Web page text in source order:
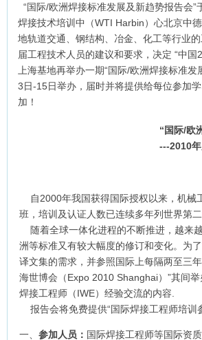
“国际/欧洲焊接标准发展及新趋势报告会
焊接技术培训中（WTI Harbin）心北京中
地轨道交通、钢结构、冶金、化工等行业
届工程技术人员的建议和要求，决定 “中
上海基地再举办一期“国际/欧洲焊接标准
3日-15日举办，届时并将提供给每位参加
加！
“国际/欧
---2010
自2000年我国获得国际授权以来，机械
班，培训及认证人数已连续多年列世界第
随着全球一体化进程的不断推进，越来
洲等标准又有较大幅度的修订和变化。为
译文集的需求，并参照国际上每隔两至三
海世博会（Expo 2010 Shanghai）”其间
焊接工程师（IWE）经验交流的内容.
报告会将免费提供“国际焊接工程师培训
一、 参加人员： 国际焊接工程师等国际资